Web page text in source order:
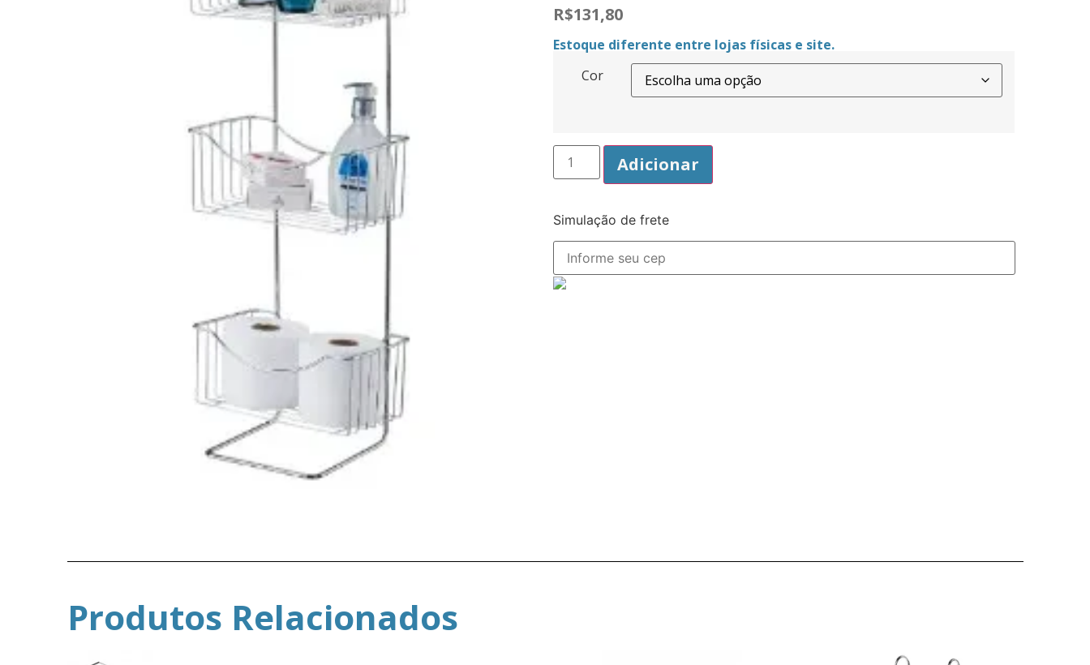
R$131,80
Estoque diferente entre lojas físicas e site.
Cor
Adicionar
Simulação de frete
Produtos Relacionados